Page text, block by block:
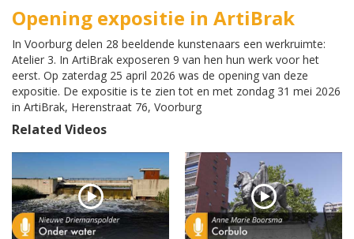
Opening expositie in ArtiBrak
In Voorburg delen 28 beeldende kunstenaars een werkruimte:
Atelier 3. In ArtiBrak exposeren 9 van hen hun werk voor het
eerst. Op zaterdag 25 april 2026 was de opening van deze
expositie. De expositie is te zien tot en met zondag 31 mei 2026
in ArtiBrak, Herenstraat 76, Voorburg
Related Videos